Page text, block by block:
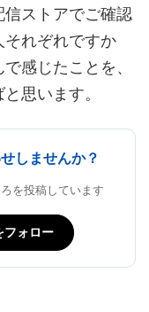
ストアでご確認
それぞれですか
感じたことを、
思います。
しませんか？
を投稿しています
ォロー